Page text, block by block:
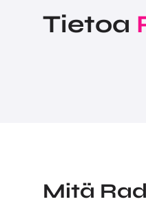
Tietoa
Mitä